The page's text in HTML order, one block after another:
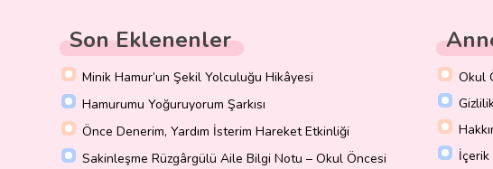
Son Eklenenler
Minik Hamur’un Şekil Yolculuğu Hikâyesi
Hamurumu Yoğuruyorum Şarkısı
Önce Denerim, Yardım İsterim Hareket Etkinliği
Sakinleşme Rüzgârgülü Aile Bilgi Notu – Okul Öncesi
Okul
İçerik